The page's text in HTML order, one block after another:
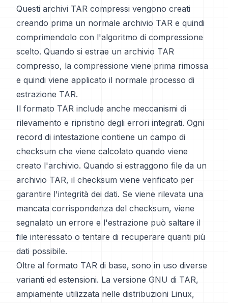
Questi archivi TAR compressi vengono creati
creando prima un normale archivio TAR e quindi
comprimendolo con l'algoritmo di compressione
scelto. Quando si estrae un archivio TAR
compresso, la compressione viene prima rimossa
e quindi viene applicato il normale processo di
estrazione TAR.
Il formato TAR include anche meccanismi di
rilevamento e ripristino degli errori integrati. Ogni
record di intestazione contiene un campo di
checksum che viene calcolato quando viene
creato l'archivio. Quando si estraggono file da un
archivio TAR, il checksum viene verificato per
garantire l'integrità dei dati. Se viene rilevata una
mancata corrispondenza del checksum, viene
segnalato un errore e l'estrazione può saltare il
file interessato o tentare di recuperare quanti più
dati possibile.
Oltre al formato TAR di base, sono in uso diverse
varianti ed estensioni. La versione GNU di TAR,
ampiamente utilizzata nelle distribuzioni Linux,